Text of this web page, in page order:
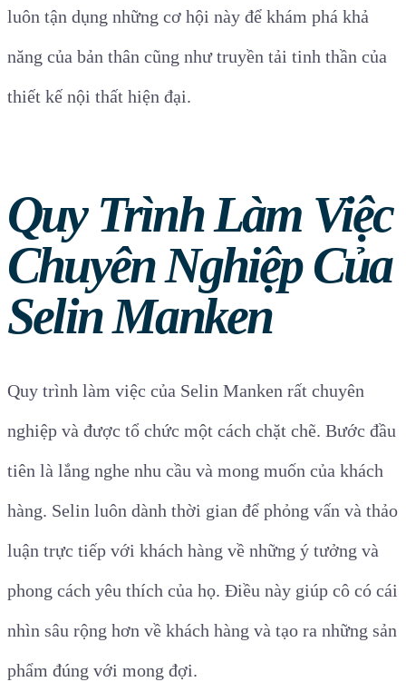
luôn tận dụng những cơ hội này để khám phá khả
năng của bản thân cũng như truyền tải tinh thần của
thiết kế nội thất hiện đại.
Quy Trình Làm Việc
Chuyên Nghiệp Của
Selin Manken
Quy trình làm việc của Selin Manken rất chuyên
nghiệp và được tổ chức một cách chặt chẽ. Bước đầu
tiên là lắng nghe nhu cầu và mong muốn của khách
hàng. Selin luôn dành thời gian để phỏng vấn và thảo
luận trực tiếp với khách hàng về những ý tưởng và
phong cách yêu thích của họ. Điều này giúp cô có cái
nhìn sâu rộng hơn về khách hàng và tạo ra những sản
phẩm đúng với mong đợi.